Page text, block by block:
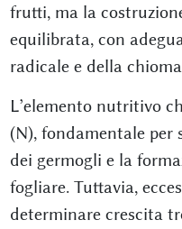
frutti, ma la
equilibrata, con
radicale e della
L’elemento nutritivo
(N), fondamentale per
dei germogli e la
fogliare. Tuttavia,
determinare crescita